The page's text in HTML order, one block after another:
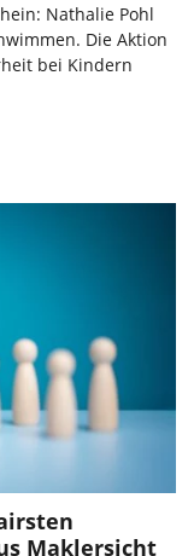
Nathalie Pohl
Die Aktion
bei Kindern
Maklersicht